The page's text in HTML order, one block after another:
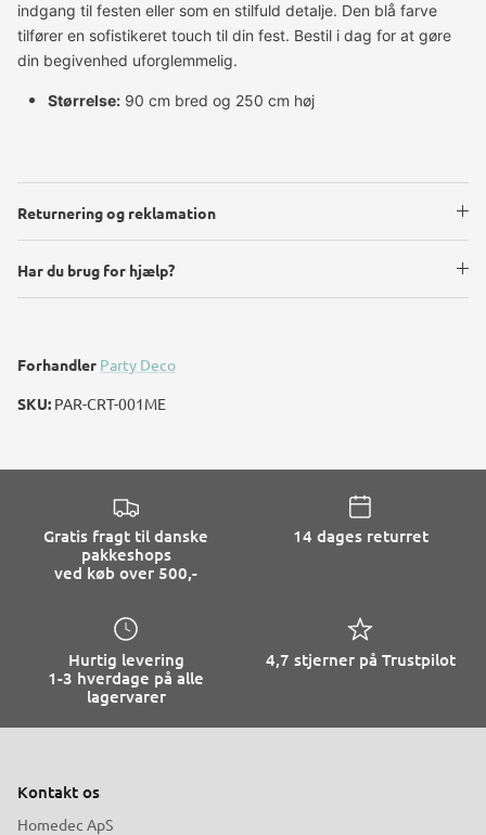
indgang til festen eller som en stilfuld detalje. Den blå farve
tilfører en sofistikeret touch til din fest. Bestil i dag for at gøre
din begivenhed uforglemmelig.
Størrelse: 90 cm bred og 250 cm høj
Returnering og reklamation
Har du brug for hjælp?
Forhandler Party Deco
SKU: PAR-CRT-001ME
Gratis fragt til danske
pakkeshops
ved køb over 500,-
14 dages returret
Hurtig levering
1-3 hverdage på alle
lagervarer
4,7 stjerner på Trustpilot
Kontakt os
Homedec ApS